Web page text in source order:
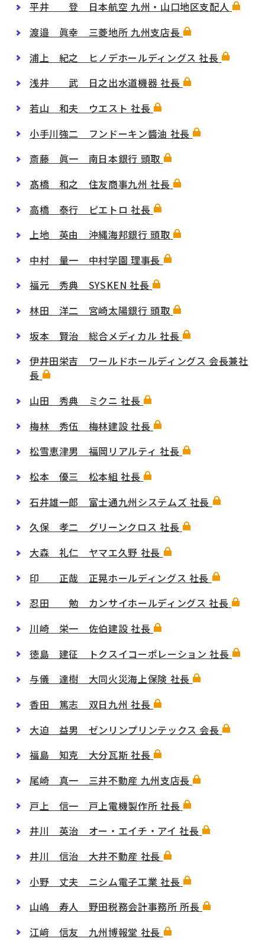
平井 登 日本航空 九州・山口地区支配人
渡邉 眞幸 三菱地所 九州支店長
浦上 紀之 ヒノデホールディングス 社長
浅井 武 日之出水道機器 社長
若山 和夫 ウエスト 社長
小手川強二 フンドーキン醬油 社長
斎藤 眞一 南日本銀行 頭取
髙橋 和之 住友商事九州 社長
高橋 泰行 ピエトロ 社長
上地 英由 沖縄海邦銀行 頭取
中村 量一 中村学園 理事長
福元 秀典 SYSKEN 社長
林田 洋二 宮崎太陽銀行 頭取
坂本 賢治 総合メディカル 社長
伊井田栄吉 ワールドホールディングス 会長兼社
長
山田 秀典 ミクニ 社長
梅林 秀伍 梅林建設 社長
松雪恵津男 福岡リアルティ 社長
松本 優三 松本組 社長
石井雄一郎 富士通九州システムズ 社長
久保 孝二 グリーンクロス 社長
大森 礼仁 ヤマエ久野 社長
印 正哉 正晃ホールディングス 社長
忍田 勉 カンサイホールディングス 社長
川崎 栄一 佐伯建設 社長
徳島 建征 トクスイコーポレーション 社長
与儀 達樹 大同火災海上保険 社長
香田 篤志 双日九州 社長
大迫 益男 ゼンリンプリンテックス 会長
福島 知克 大分瓦斯 社長
尾崎 真一 三井不動産 九州支店長
戸上 信一 戸上電機製作所 社長
井川 英治 オー・エイチ・アイ 社長
井川 信治 大井不動産 社長
小野 丈夫 ニシム電子工業 社長
山嶋 寿人 野田税務会計事務所 所長
江﨑 信友 九州博報堂 社長